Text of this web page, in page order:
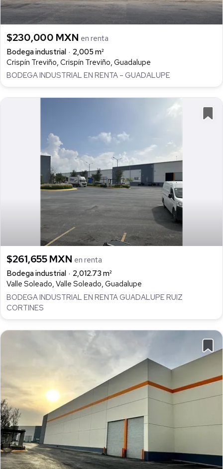
$230,000 MXN en renta
Bodega industrial
2,005 m²
Crispín Treviño, Crispín Treviño, Guadalupe
BODEGA INDUSTRIAL EN RENTA – GUADALUPE
$261,655 MXN en renta
Bodega industrial
2,012.73 m²
Valle Soleado, Valle Soleado, Guadalupe
BODEGA INDUSTRIAL EN RENTA GUADALUPE RUIZ
CORTINES